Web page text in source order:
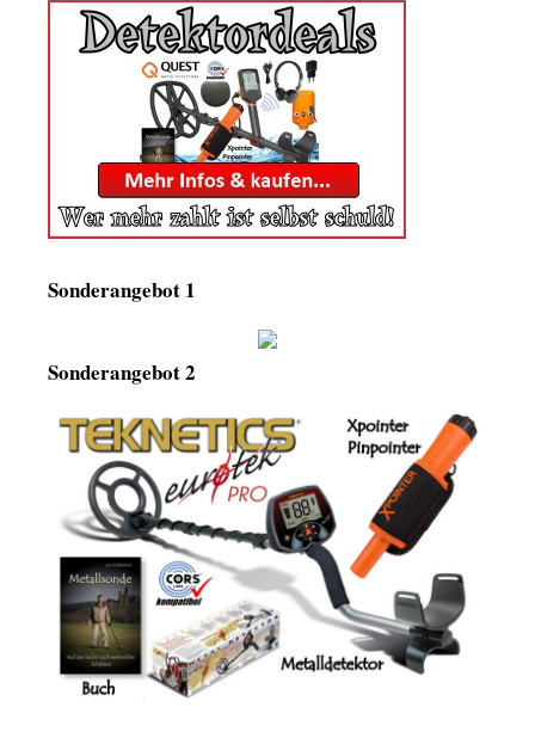
Sonderangebot 1
Sonderangebot 2